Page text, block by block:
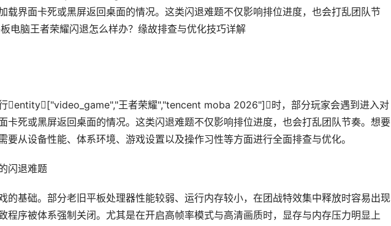
载界面卡死或黑屏返回桌面的情况。这类闪退难题不仅影响排位进度，也会打乱团队节
电脑王者荣耀闪退怎么样办？缘故排查与优化技巧详解
entity["video_game","王者荣耀","tencent moba 2026"]时，部分玩家会遇到进入对
卡死或黑屏返回桌面的情况。这类闪退难题不仅影响排位进度，也会打乱团队节奏。想要
要从设备性能、体系环境、游戏设置以及操作习性等方面进行全面排查与优化。
闪退难题
的基础。部分老旧平板处理器性能较弱、运行内存较小，在团战特效集中释放时容易出现
程序被体系强制关闭。尤其是在开启高帧率模式与高清画质时，显存与内存压力明显上